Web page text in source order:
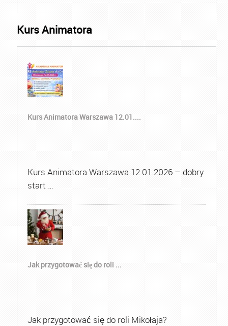
Kurs Animatora
Kurs Animatora Warszawa 12.01....
Kurs Animatora Warszawa 12.01.2026 – dobry
start …
Jak przygotować się do roli ...
Jak przygotować się do roli Mikołaja?